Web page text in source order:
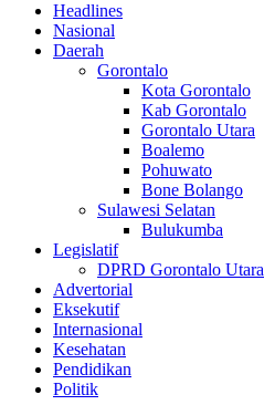
Headlines
Nasional
Daerah
Gorontalo
Kota Gorontalo
Kab Gorontalo
Gorontalo Utara
Boalemo
Pohuwato
Bone Bolango
Sulawesi Selatan
Bulukumba
Legislatif
DPRD Gorontalo Utara
Advertorial
Eksekutif
Internasional
Kesehatan
Pendidikan
Politik